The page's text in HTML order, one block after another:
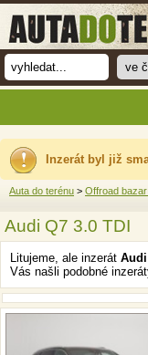
Inzerát byl již
Auta do terénu > Offroad
Audi Q7 3.0 TDI
Litujeme, ale inzerát Audi
Vás našli podobné